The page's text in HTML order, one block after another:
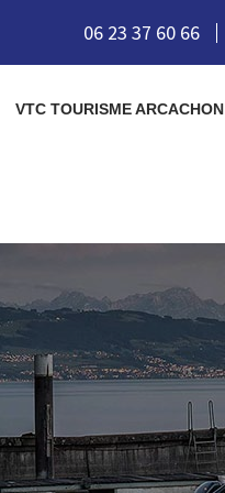
06 23 37 60 66
VTC TOURISME ARCACHON